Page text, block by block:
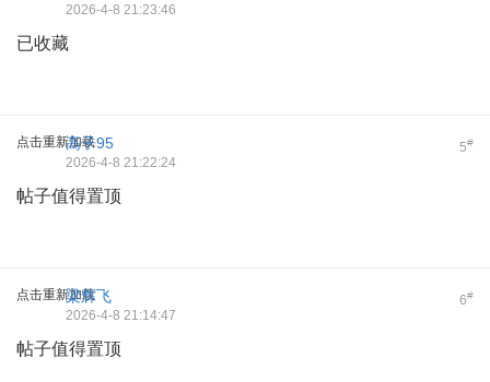
2026-4-8 21:23:46
已收藏
点击重新加载 5#
高子95
2026-4-8 21:22:24
帖子值得置顶
点击重新加载 6#
梁辉飞
2026-4-8 21:14:47
帖子值得置顶